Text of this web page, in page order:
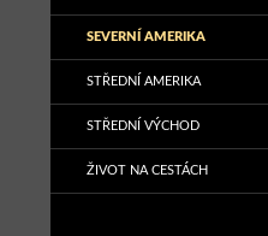
SEVERNÍ AMERIKA
STŘEDNÍ AMERIKA
STŘEDNÍ VÝCHOD
ŽIVOT NA CESTÁCH